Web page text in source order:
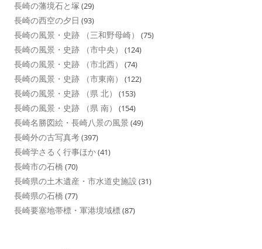
長崎の藩境石と塚 (29)
長崎の西空の夕日 (93)
長崎の風景・史跡 （三和野母崎） (75)
長崎の風景・史跡 （市中央） (124)
長崎の風景・史跡 （市北西） (74)
長崎の風景・史跡 （市東南） (122)
長崎の風景・史跡 （県 北） (153)
長崎の風景・史跡 （県 南） (154)
長崎名勝図絵・長崎八景の風景 (49)
長崎外の古写真考(397)
長崎学さるく行事ほか(41)
長崎市の石橋 (70)
長崎県の土木遺産・市水道史施設 (31)
長崎県の石橋 (77)
長崎要塞地帯標・軍港境域標(87)